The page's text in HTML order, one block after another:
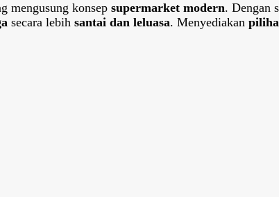
mengusung konsep supermarket modern. Dengan
secara lebih santai dan leluasa. Menyediakan